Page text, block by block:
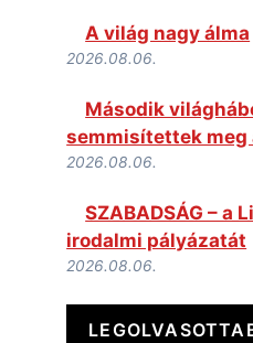
A világ nagy álma
2026.08.06.
Második
semmisítettek meg
2026.08.06.
SZABADSÁG – a
irodalmi pályázatát
2026.08.06.